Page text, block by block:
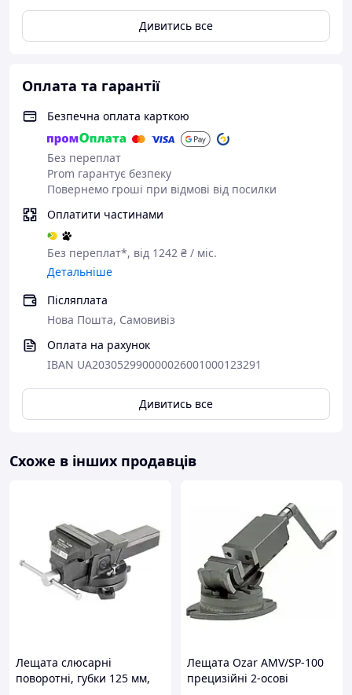
Ширина губок: 125 мм
D: 152 мм
Вага: 12.4 кг
Bahco, Швеция
Дивитись все
Оплата та гарантії
Безпечна оплата карткою
Без переплат
Prom гарантує безпеку
Повернемо гроші при відмові від посилки
Оплатити частинами
Без переплат*, від 1242 ₴ / міс.
Детальніше
Післяплата
Нова Пошта, Самовивіз
Оплата на рахунок
IBAN UA203052990000026001000123291
Дивитись все
Схоже в інших продавців
Лещата слюсарні
поворотні, губки 125 мм,
Лещата Ozar AMV/SP-100
прецизійні 2-осові